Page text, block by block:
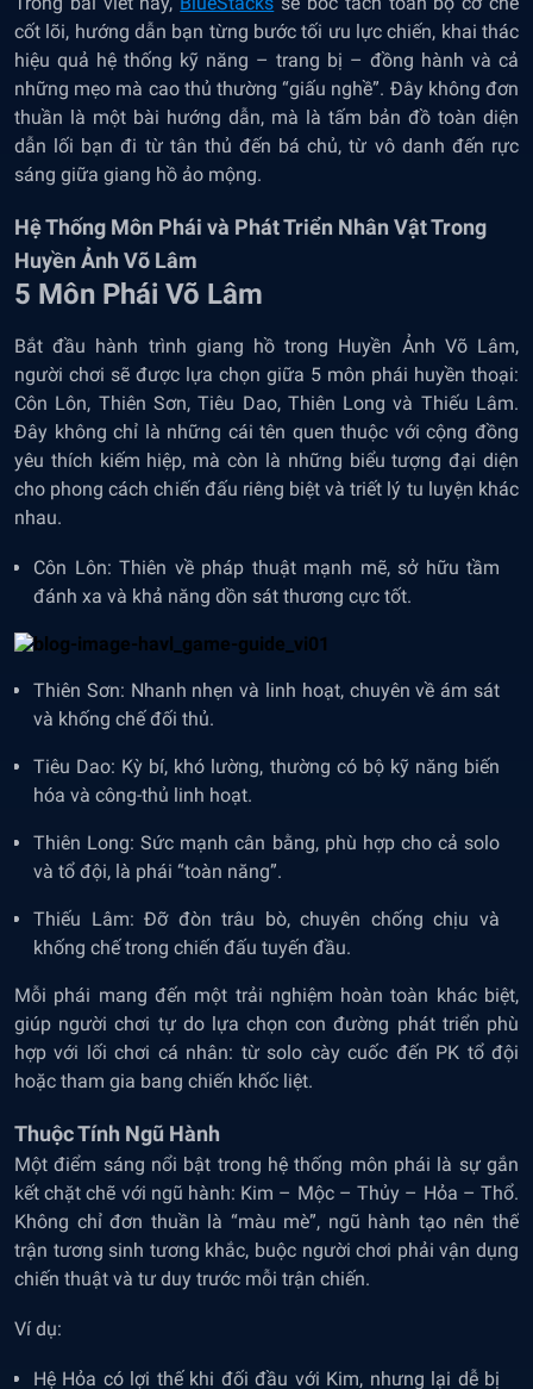
cốt lõi, hướng dẫn bạn từng bước tối ưu lực chiến, khai thác
hiệu quả hệ thống kỹ năng – trang bị – đồng hành và cả
những mẹo mà cao thủ thường “giấu nghề”. Đây không đơn
thuần là một bài hướng dẫn, mà là tấm bản đồ toàn diện
dẫn lối bạn đi từ tân thủ đến bá chủ, từ vô danh đến rực
sáng giữa giang hồ ảo mộng.
Hệ Thống Môn Phái và Phát Triển Nhân Vật Trong
Huyền Ảnh Võ Lâm
5 Môn Phái Võ Lâm
Bắt đầu hành trình giang hồ trong Huyền Ảnh Võ Lâm,
người chơi sẽ được lựa chọn giữa 5 môn phái huyền thoại:
Côn Lôn, Thiên Sơn, Tiêu Dao, Thiên Long và Thiếu Lâm.
Đây không chỉ là những cái tên quen thuộc với cộng đồng
yêu thích kiếm hiệp, mà còn là những biểu tượng đại diện
cho phong cách chiến đấu riêng biệt và triết lý tu luyện khác
nhau.
Côn Lôn: Thiên về pháp thuật mạnh mẽ, sở hữu tầm
đánh xa và khả năng dồn sát thương cực tốt.
Thiên Sơn: Nhanh nhẹn và linh hoạt, chuyên về ám sát
và khống chế đối thủ.
Tiêu Dao: Kỳ bí, khó lường, thường có bộ kỹ năng biến
hóa và công-thủ linh hoạt.
Thiên Long: Sức mạnh cân bằng, phù hợp cho cả solo
và tổ đội, là phái “toàn năng”.
Thiếu Lâm: Đỡ đòn trâu bò, chuyên chống chịu và
khống chế trong chiến đấu tuyến đầu.
Mỗi phái mang đến một trải nghiệm hoàn toàn khác biệt,
giúp người chơi tự do lựa chọn con đường phát triển phù
hợp với lối chơi cá nhân: từ solo cày cuốc đến PK tổ đội
hoặc tham gia bang chiến khốc liệt.
Thuộc Tính Ngũ Hành
Một điểm sáng nổi bật trong hệ thống môn phái là sự gắn
kết chặt chẽ với ngũ hành: Kim – Mộc – Thủy – Hỏa – Thổ.
Không chỉ đơn thuần là “màu mè”, ngũ hành tạo nên thế
trận tương sinh tương khắc, buộc người chơi phải vận dụng
chiến thuật và tư duy trước mỗi trận chiến.
Ví dụ:
Hệ Hỏa có lợi thế khi đối đầu với Kim, nhưng lại dễ bị